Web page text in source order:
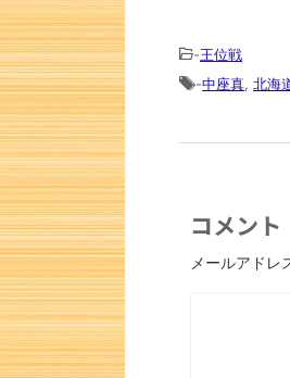
-王位戦
-中座真, 北海
コメント
メールアドレ